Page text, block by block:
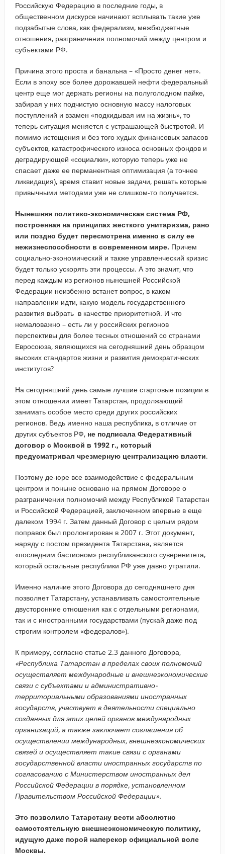
Российскую Федерацию в последние годы, в
общественном дискурсе начинают всплывать такие уже
подзабытые слова, как федерализм, межбюджетные
отношения, разграничения полномочий между центром и
субъектами РФ.
Причина этого проста и банальна – «Просто денег нет».
Если в эпоху все более дорожавшей нефти федеральный
центр еще мог держать регионы на полуголодном пайке,
забирая у них подчистую основную массу налоговых
поступлений и взамен «подкидывая им на жизнь», то
теперь ситуация меняется с устрашающей быстротой. И
помимо истощения и без того худых финансовых запасов
субъектов, катастрофического износа основных фондов и
деградирующей «социалки», которую теперь уже не
спасает даже ее перманентная оптимизация (а точнее
ликвидация), время ставит новые задачи, решать которые
привычными методами уже не слишком-то получается.
Нынешняя политико-экономическая система РФ,
построенная на принципах жесткого унитаризма, рано
или поздно будет пересмотрена именно в силу ее
нежизнеспособности в современном мире. Причем
социально-экономический и также управленческий кризис
будет только ускорять эти процессы. А это значит, что
перед каждым из регионов нынешней Российской
Федерации неизбежно встанет вопрос, в каком
направлении идти, какую модель государственного
развития выбрать в качестве приоритетной. И что
немаловажно – есть ли у российских регионов
перспективы для более тесных отношений со странами
Евросоюза, являющихся на сегодняшний день образцом
высоких стандартов жизни и развития демократических
институтов?
На сегодняшний день самые лучшие стартовые позиции в
этом отношении имеет Татарстан, продолжающий
занимать особое место среди других российских
регионов. Ведь именно наша республика, в отличие от
других субъектов РФ, не подписала Федеративный
договор с Москвой в 1992 г., который
предусматривал чрезмерную централизацию власти.
Поэтому де-юре все взаимодействие с федеральным
центром и поныне основано на прямом Договоре о
разграничении полномочий между Республикой Татарстан
и Российской Федерацией, заключенном впервые в еще
далеком 1994 г. Затем данный Договор с целым рядом
поправок был пролонгирован в 2007 г. Этот документ,
наряду с постом президента Татарстана, является
«последним бастионом» республиканского суверенитета,
который остальные республики РФ уже давно утратили.
Именно наличие этого Договора до сегодняшнего дня
позволяет Татарстану, устанавливать самостоятельные
двусторонние отношения как с отдельными регионами,
так и с иностранными государствами (пускай даже под
строгим контролем «федералов»).
К примеру, согласно статье 2.3 данного Договора,
«Республика Татарстан в пределах своих полномочий
осуществляет международные и внешнеэкономические
связи с субъектами и административно-
территориальными образованиями иностранных
государств, участвует в деятельности специально
созданных для этих целей органов международных
организаций, а также заключает соглашения об
осуществлении международных, внешнеэкономических
связей и осуществляет такие связи с органами
государственной власти иностранных государств по
согласованию с Министерством иностранных дел
Российской Федерации в порядке, установленном
Правительством Российской Федерации».
Это позволило Татарстану вести абсолютно
самостоятельную внешнеэкономическую политику,
идущую даже порой наперекор официальной воле
Москвы.